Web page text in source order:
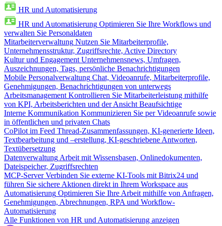
HR und Automatisierung
HR und Automatisierung Optimieren Sie Ihre Workflows und
verwalten Sie Personaldaten
Mitarbeiterverwaltung Nutzen Sie Mitarbeiterprofile,
Unternehmensstruktur, Zugriffsrechte, Active Directory
Kultur und Engagement Unternehmensnews, Umfragen,
Auszeichnungen, Tags, persönliche Benachrichtigungen
Mobile Personalverwaltung Chat, Videoanrufe, Mitarbeiterprofile,
Genehmigungen, Benachrichtigungen von unterwegs
Arbeitsmanagement Kontrollieren Sie Mitarbeiterleistung mithilfe
von KPI, Arbeitsberichten und der Ansicht Beaufsichtige
Interne Kommunikation Kommunizieren Sie per Videoanrufe sowie
in öffentlichen und privaten Chats
CoPilot im Feed Thread-Zusammenfassungen, KI-generierte Ideen,
Textbearbeitung und –erstellung, KI-geschriebene Antworten,
Textübersetzung
Datenverwaltung Arbeit mit Wissensbasen, Onlinedokumenten,
Dateispeicher, Zugriffsrechten
MCP-Server Verbinden Sie externe KI-Tools mit Bitrix24 und
führen Sie sichere Aktionen direkt in Ihrem Workspace aus
Automatisierung Optimieren Sie Ihre Arbeit mithilfe von Anfragen,
Genehmigungen, Abrechnungen, RPA und Workflow-
Automatisierung
Alle Funktionen von HR und Automatisierung anzeigen